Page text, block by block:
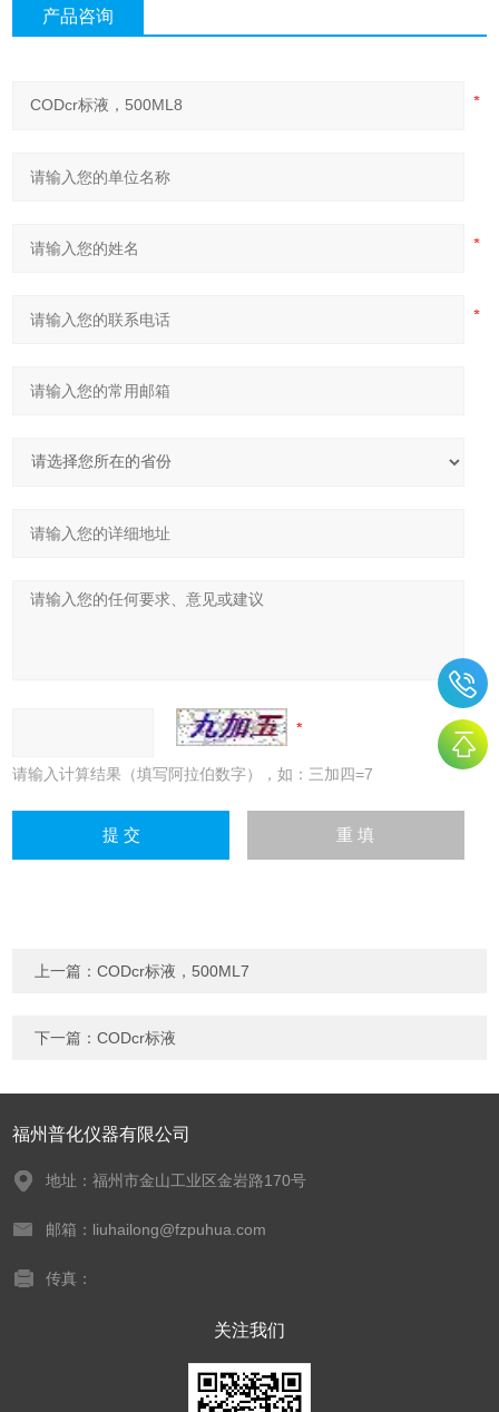
产品咨询
请输入计算结果（填写阿拉伯数字），如：三加四=7
上一篇：CODcr标液，500ML7
下一篇：CODcr标液
福州普化仪器有限公司
地址：福州市金山工业区金岩路170号
邮箱：liuhailong@fzpuhua.com
传真：
关注我们